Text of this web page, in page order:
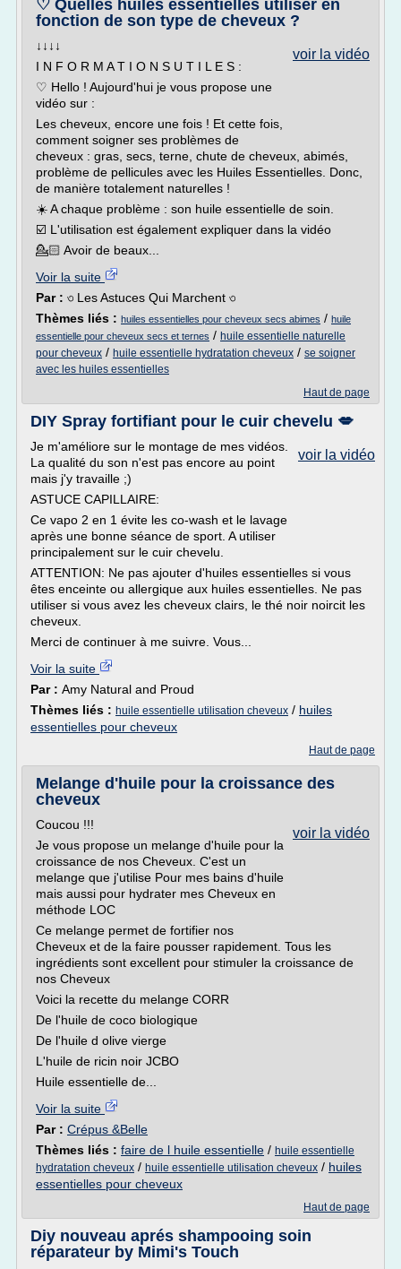
♡ Quelles huiles essentielles utiliser en
fonction de son type de cheveux ?
voir la vidéo
↓↓↓↓
I N F O R M A T I O N S U T I L E S :
♡ Hello ! Aujourd'hui je vous propose une
vidéo sur :
Les cheveux, encore une fois ! Et cette fois,
comment soigner ses problèmes de
cheveux : gras, secs, terne, chute de cheveux, abimés,
problème de pellicules avec les Huiles Essentielles. Donc,
de manière totalement naturelles !
☀️ A chaque problème : son huile essentielle de soin.
☑️ L'utilisation est également expliquer dans la vidéo
💁🏻 Avoir de beaux...
Voir la suite
Par : ৩ Les Astuces Qui Marchent ৩
Thèmes liés : huiles essentielles pour cheveux secs abimes / huile
essentielle pour cheveux secs et ternes / huile essentielle naturelle
pour cheveux / huile essentielle hydratation cheveux / se soigner
avec les huiles essentielles
Haut de page
DIY Spray fortifiant pour le cuir chevelu 💋
voir la vidéo
Je m'améliore sur le montage de mes vidéos.
La qualité du son n'est pas encore au point
mais j'y travaille ;)
ASTUCE CAPILLAIRE:
Ce vapo 2 en 1 évite les co-wash et le lavage
après une bonne séance de sport. A utiliser
principalement sur le cuir chevelu.
ATTENTION: Ne pas ajouter d'huiles essentielles si vous
êtes enceinte ou allergique aux huiles essentielles. Ne pas
utiliser si vous avez les cheveux clairs, le thé noir noircit les
cheveux.
Merci de continuer à me suivre. Vous...
Voir la suite
Par : Amy Natural and Proud
Thèmes liés : huile essentielle utilisation cheveux / huiles
essentielles pour cheveux
Haut de page
Melange d'huile pour la croissance des
cheveux
voir la vidéo
Coucou !!!
Je vous propose un melange d'huile pour la
croissance de nos Cheveux. C'est un
melange que j'utilise Pour mes bains d'huile
mais aussi pour hydrater mes Cheveux en
méthode LOC
Ce melange permet de fortifier nos
Cheveux et de la faire pousser rapidement. Tous les
ingrédients sont excellent pour stimuler la croissance de
nos Cheveux
Voici la recette du melange CORR
De l'huile de coco biologique
De l'huile d olive vierge
L'huile de ricin noir JCBO
Huile essentielle de...
Voir la suite
Par : Crépus &Belle
Thèmes liés : faire de l huile essentielle / huile essentielle
hydratation cheveux / huile essentielle utilisation cheveux / huiles
essentielles pour cheveux
Haut de page
Diy nouveau aprés shampooing soin
réparateur by Mimi's Touch